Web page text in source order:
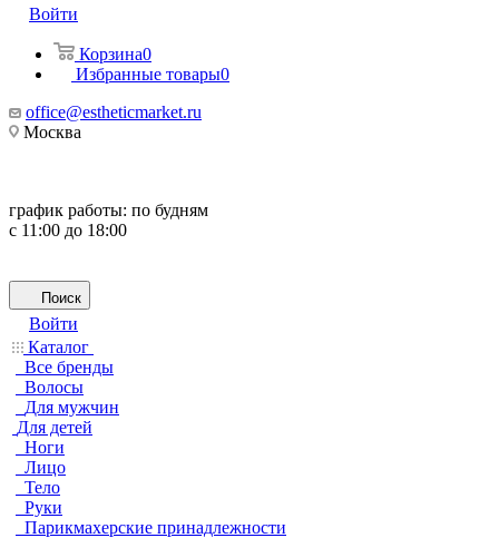
Войти
Корзина0
Избранные товары0
office@estheticmarket.ru
Москва
график работы: по будням
с 11:00 до 18:00
Поиск
Войти
Каталог
Все бренды
Волосы
Для мужчин
Для детей
Ноги
Лицо
Тело
Руки
Парикмахерские принадлежности